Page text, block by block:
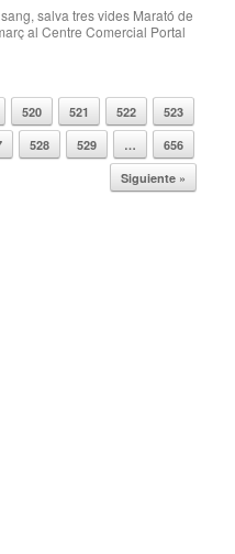
salva tres vides Marató de
al Centre Comercial Portal
520 521 522
523
528 529 …
656
Siguiente »